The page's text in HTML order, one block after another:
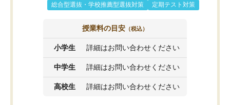
総合型選抜・学校推薦型選抜対策
定期テスト対策
授業料の目安 （税込）
小学生 詳細はお問い合わせください
中学生 詳細はお問い合わせください
高校生 詳細はお問い合わせください